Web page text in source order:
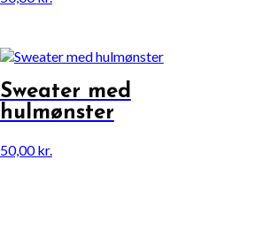
Sweater med
hulmønster
50,00kr.